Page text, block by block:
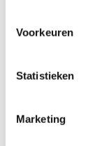
Voorkeuren
Statistieken
Marketing
Datum in dienst: